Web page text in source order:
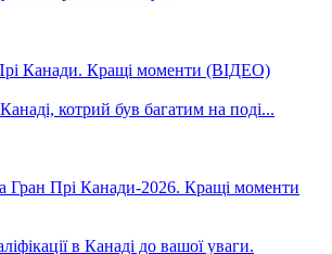
Канади. Кращі моменти (ВІДЕО)
Гран Прі Канади-2026. Кращі моменти